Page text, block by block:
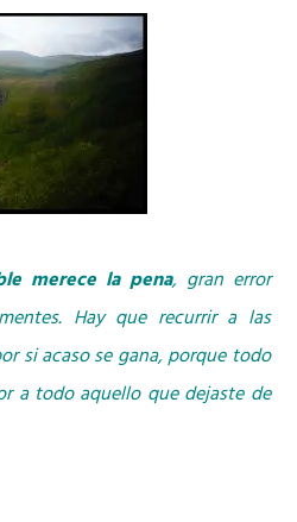
merece la pena, gran error
Hay que recurrir a las
si acaso se gana, porque todo
a todo aquello que dejaste de